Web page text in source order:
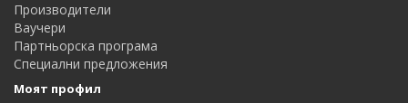
Производители
Ваучери
Партньорска програма
Специални предложения
Моят профил